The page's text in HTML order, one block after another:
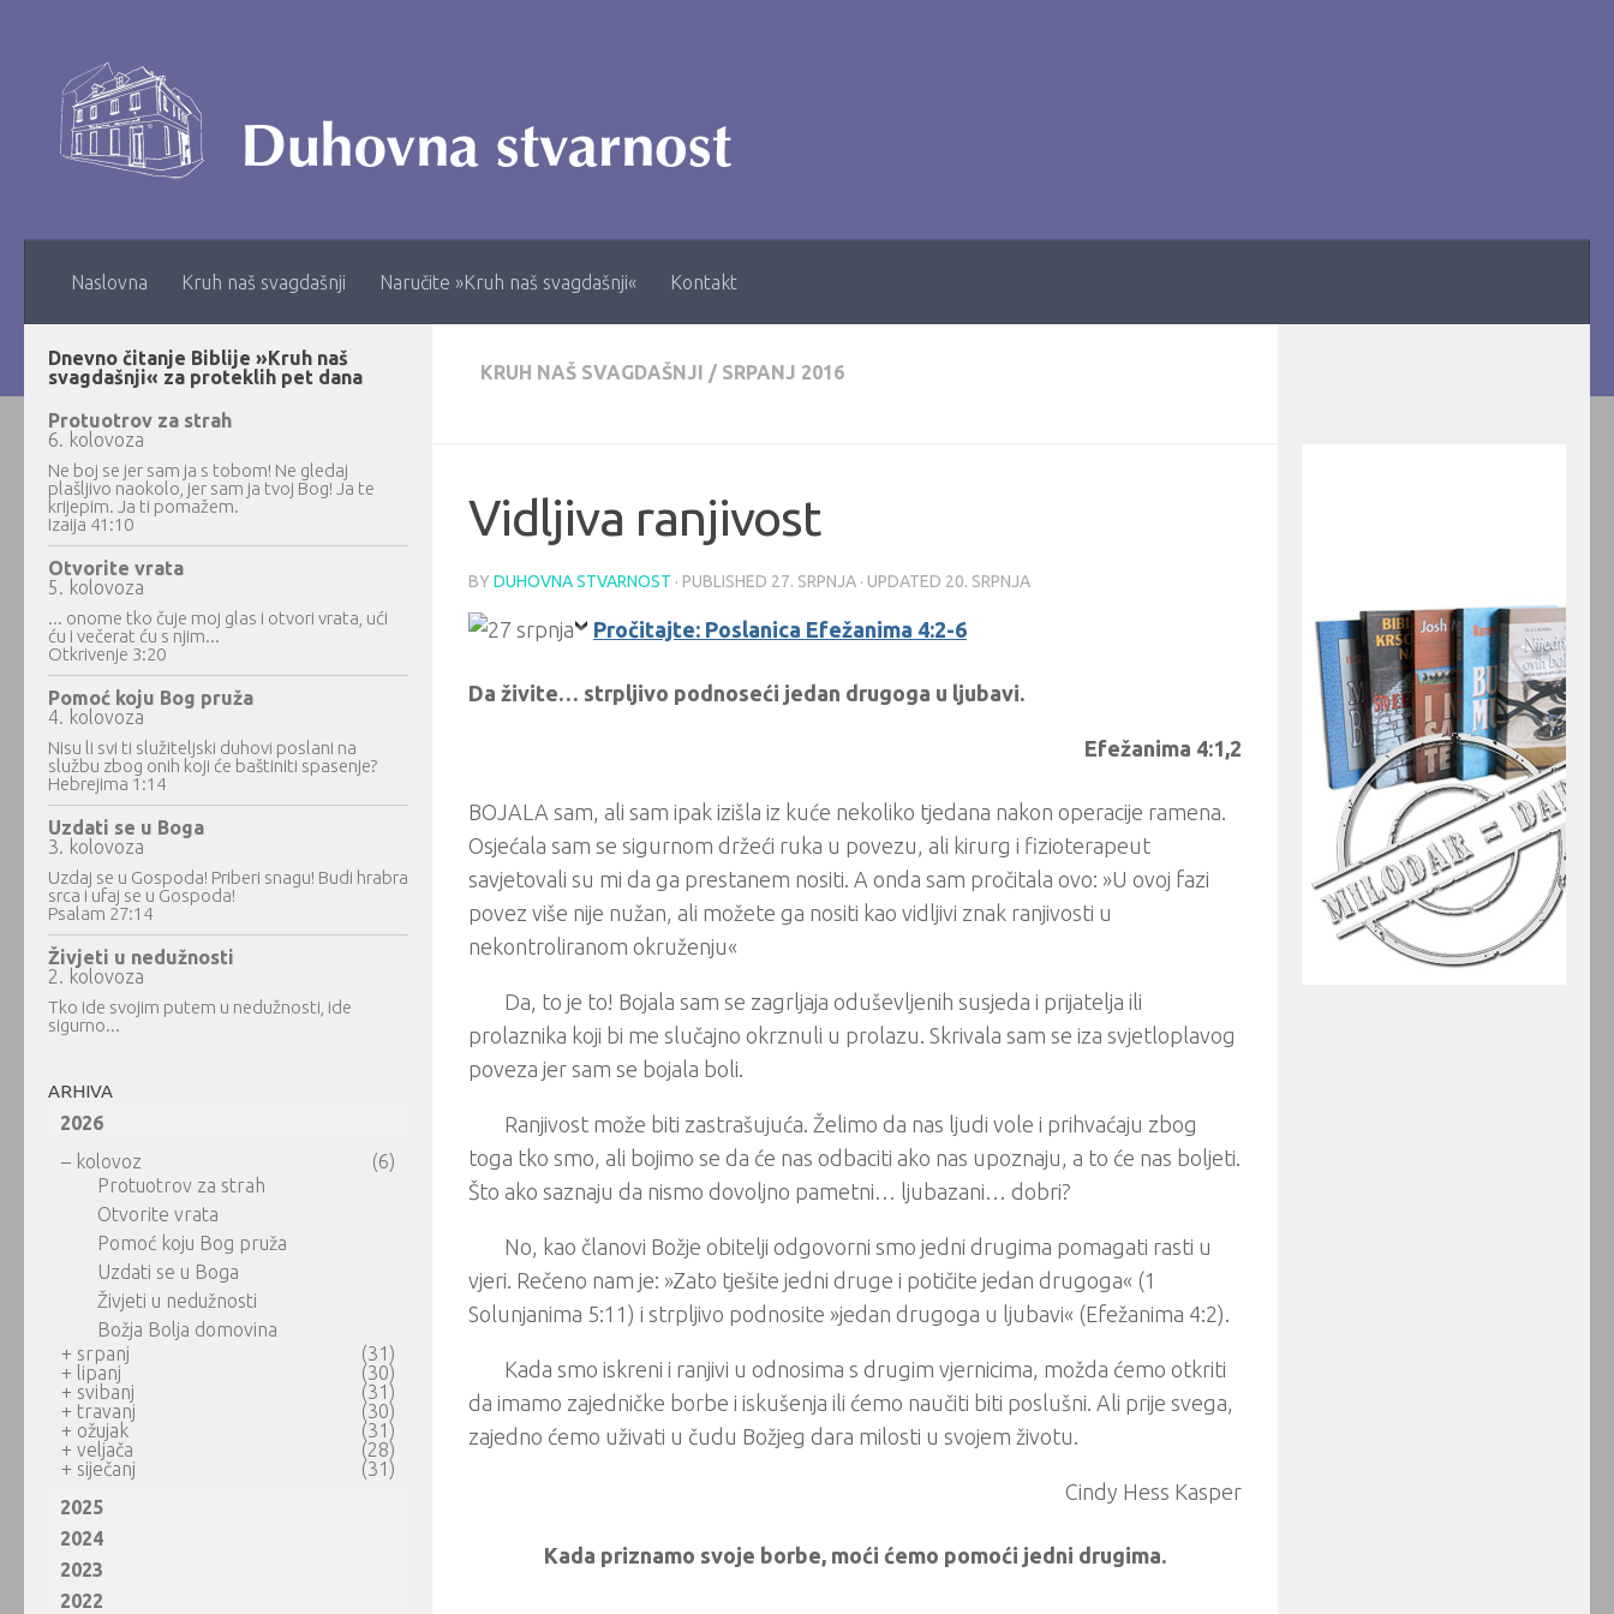
Naslovna Kruh naš svagdašnji Naručite »Kruh naš svagdašnji« Kontakt
KRUH NAŠ SVAGDAŠNJI / SRPANJ 2016
Vidljiva ranjivost
BY DUHOVNA STVARNOST · PUBLISHED 27. SRPNJA · UPDATED 20. SRPNJA
Pročitajte: Poslanica Efežanima 4:2-6
Da živite… strpljivo podnoseći jedan drugoga u ljubavi.
Efežanima 4:1,2
BOJALA sam, ali sam ipak izišla iz kuće nekoliko tjedana nakon operacije ramena.
Osjećala sam se sigurnom držeći ruka u povezu, ali kirurg i fizioterapeut
savjetovali su mi da ga prestanem nositi. A onda sam pročitala ovo: »U ovoj fazi
povez više nije nužan, ali možete ga nositi kao vidljivi znak ranjivosti u
nekontroliranom okruženju«
Da, to je to! Bojala sam se zagrljaja oduševljenih susjeda i prijatelja ili
prolaznika koji bi me slučajno okrznuli u prolazu. Skrivala sam se iza svjetloplavog
poveza jer sam se bojala boli.
Ranjivost može biti zastrašujuća. Želimo da nas ljudi vole i prihvaćaju zbog
toga tko smo, ali bojimo se da će nas odbaciti ako nas upoznaju, a to će nas boljeti.
Što ako saznaju da nismo dovoljno pametni… ljubazani… dobri?
No, kao članovi Božje obitelji odgovorni smo jedni drugima pomagati rasti u
vjeri. Rečeno nam je: »Zato tješite jedni druge i potičite jedan drugoga« (1
Solunjanima 5:11) i strpljivo podnosite »jedan drugoga u ljubavi« (Efežanima 4:2).
Kada smo iskreni i ranjivi u odnosima s drugim vjernicima, možda ćemo otkriti
da imamo zajedničke borbe i iskušenja ili ćemo naučiti biti poslušni. Ali prije svega,
zajedno ćemo uživati u čudu Božjeg dara milosti u svojem životu.
Cindy Hess Kasper
Kada priznamo svoje borbe, moći ćemo pomoći jedni drugima.
Dnevno čitanje Biblije »Kruh naš
svagdašnji« za proteklih pet dana
Protuotrov za strah
6. kolovoza
Ne boj se jer sam ja s tobom! Ne gledaj
plašljivo naokolo, jer sam ja tvoj Bog! Ja te
krijepim. Ja ti pomažem.
Izaija 41:10
Otvorite vrata
5. kolovoza
... onome tko čuje moj glas i otvori vrata, ući
ću i večerat ću s njim...
Otkrivenje 3:20
Pomoć koju Bog pruža
4. kolovoza
Nisu li svi ti služiteljski duhovi poslani na
službu zbog onih koji će baštiniti spasenje?
Hebrejima 1:14
Uzdati se u Boga
3. kolovoza
Uzdaj se u Gospoda! Priberi snagu! Budi hrabra
srca i ufaj se u Gospoda!
Psalam 27:14
Živjeti u nedužnosti
2. kolovoza
Tko ide svojim putem u nedužnosti, ide
sigurno...
ARHIVA
2026
– kolovoz
(6)
Protuotrov za strah
Otvorite vrata
Pomoć koju Bog pruža
Uzdati se u Boga
Živjeti u nedužnosti
Božja Bolja domovina
+ srpanj
(31)
+ lipanj
(30)
+ svibanj
(31)
+ travanj
(30)
+ ožujak
(31)
+ veljača
(28)
+ siječanj
(31)
2025
2024
2023
2022